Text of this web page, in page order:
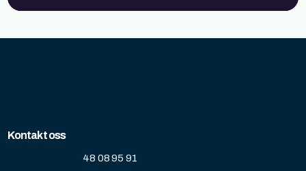
Kontakt oss
48 08 95 91